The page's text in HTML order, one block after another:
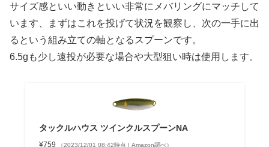
サイズ感といい動きといい非常にメバリングにマッチして
います、まずはこれを投げて状況を観察し、次の一手に出
るという組み立ての軸となるスプーンです。
6.5gも少し遠投が必要な場合や大型狙い時は使用します。
タックルハウス ツインクルスプーンNA
¥759 （2023/12/01 08:42時点 | Amazon調べ）